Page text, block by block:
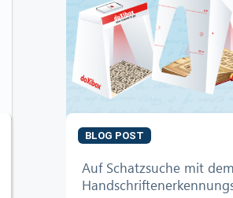
BLOG POST
Auf Schatzsuche mit dem